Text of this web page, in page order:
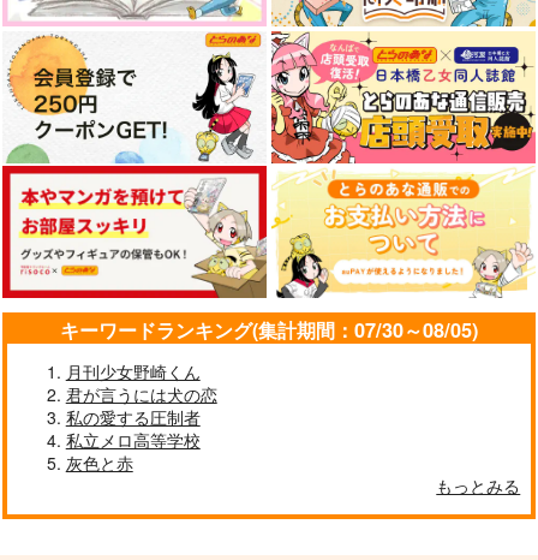
キーワードランキング(集計期間：07/30～08/05)
月刊少女野崎くん
君が言うには犬の恋
私の愛する圧制者
私立メロ高等学校
灰色と赤
もっとみる